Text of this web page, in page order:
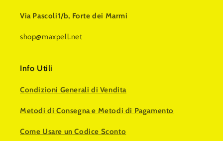
Via Pascoli1/b, Forte dei Marmi
shop@maxpell.net
Info Utili
Condizioni Generali di Vendita
Metodi di Consegna e Metodi di Pagamento
Come Usare un Codice Sconto